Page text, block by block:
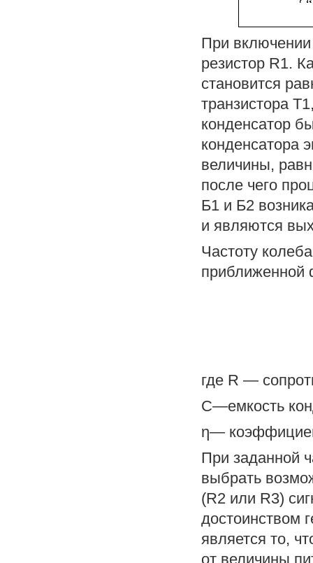
При включении
резистор R1.
становится
транзистора
конденсатор
конденсатора
величины,
после чего
Б1 и Б2
и являются
Частоту
приближенной
где R —
С—емкость
η—
При заданной
выбрать
(R2 или R3)
достоинством
является то,
от величины